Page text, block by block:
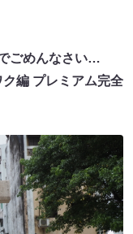
ごめんなさい…
編 プレミアム完全